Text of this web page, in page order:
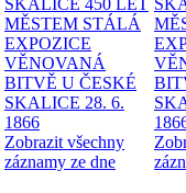
SKALICE 450 LET
MĚSTEM STÁLÁ
EXPOZICE
VĚNOVANÁ
BITVĚ U ČESKÉ
SKALICE 28. 6.
1866
Zobrazit všechny
záznamy ze dne